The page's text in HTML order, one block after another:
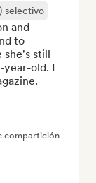
selectivo
and
to
she's still
year-old. I
compartición